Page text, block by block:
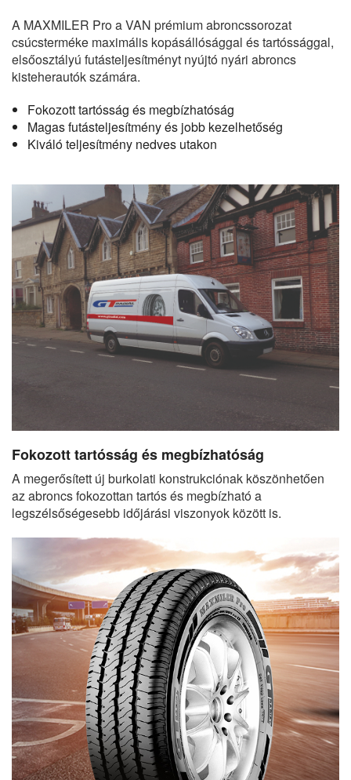
A MAXMILER Pro a VAN prémium abroncssorozat
csúcsterméke maximális kopásállósággal és tartóssággal,
elsőosztályú futásteljesítményt nyújtó nyári abroncs
kisteherautók számára.
Fokozott tartósság és megbízhatóság
Magas futásteljesítmény és jobb kezelhetőség
Kiváló teljesítmény nedves utakon
Fokozott tartósság és megbízhatóság
A megerősített új burkolati konstrukciónak köszönhetően
az abroncs fokozottan tartós és megbízható a
legszélsőségesebb időjárási viszonyok között is.